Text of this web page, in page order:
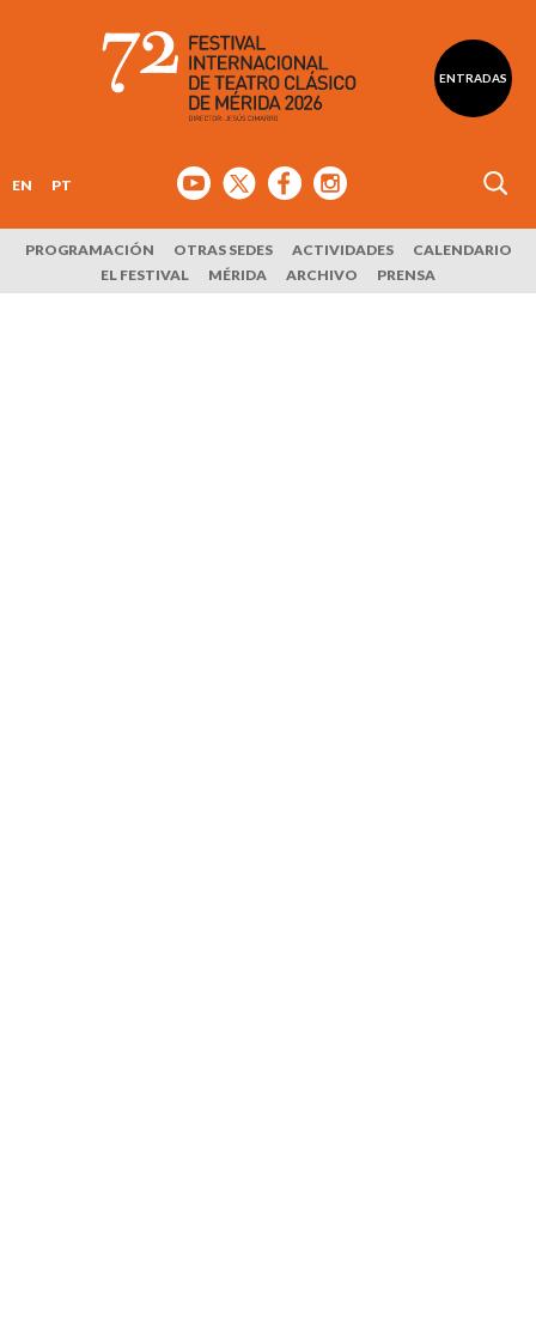
ENTRADAS
EN PT
PROGRAMACIÓN OTRAS SEDES ACTIVIDADES
CALENDARIO
EL FESTIVAL
MÉRIDA ARCHIVO PRENSA